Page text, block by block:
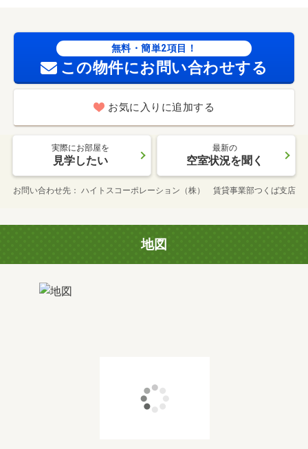
無料・簡単2項目！
この物件にお問い合わせする
お気に入りに追加する
実際にお部屋を
見学したい
最新の
空室状況を聞く
お問い合わせ先 ハイトスコーポレーション（株） 賃貸事業部つくば支店
地図